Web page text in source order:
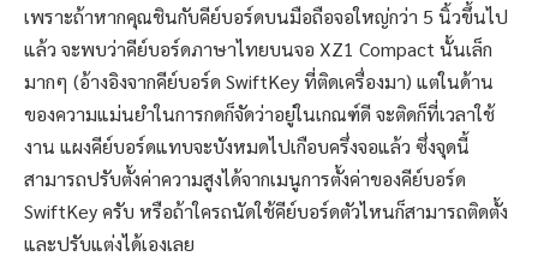
เพราะถ้าหากคุณชินกับคีย์บอร์ดบนมือถือจอใหญ่กว่า 5 นิ้วขึ้นไป
แล้ว จะพบว่าคีย์บอร์ดภาษาไทยบนจอ XZ1 Compact นั้นเล็ก
มากๆ (อ้างอิงจากคีย์บอร์ด SwiftKey ที่ติดเครื่องมา) แต่ในด้าน
ของความแม่นยำในการกดก็จัดว่าอยู่ในเกณฑ์ดี จะติดก็ที่เวลาใช้
งาน แผงคีย์บอร์ดแทบจะบังหมดไปเกือบครึ่งจอแล้ว ซึ่งจุดนี้
สามารถปรับตั้งค่าความสูงได้จากเมนูการตั้งค่าของคีย์บอร์ด
SwiftKey ครับ หรือถ้าใครถนัดใช้คีย์บอร์ดตัวไหนก็สามารถติดตั้ง
และปรับแต่งได้เองเลย